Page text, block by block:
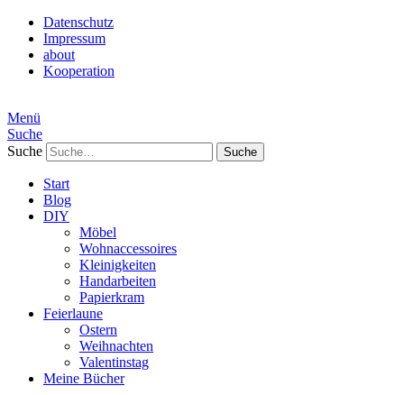
Datenschutz
Impressum
about
Kooperation
Menü
Suche
Suche
Start
Blog
DIY
Möbel
Wohnaccessoires
Kleinigkeiten
Handarbeiten
Papierkram
Feierlaune
Ostern
Weihnachten
Valentinstag
Meine Bücher